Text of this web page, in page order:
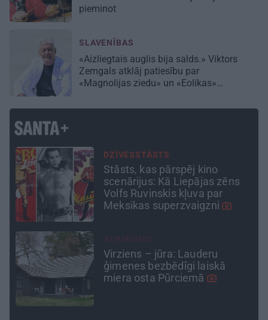
pieminot
SLAVENĪBAS
«Aizliegtais auglis bija salds.» Viktors
Zemgals atklāj patiesību par
«Magnolijas ziedu» un «Eolikas»
CIEMOS
Kas slēpjas Kuldīgas
vecpilsētas pagalmos? Dārzi,
kuros atļauts būt nepieklājīgi
ziņkārīgam
Mūsdienu epidēmija –
pieskārienu bads. Kāpēc
platonisks glāsts reizēm ir